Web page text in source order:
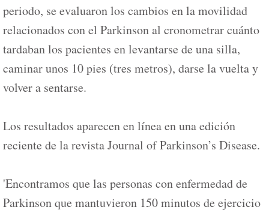
periodo, se evaluaron los cambios en la movilidad
relacionados con el Parkinson al cronometrar cuánto
tardaban los pacientes en levantarse de una silla,
caminar unos 10 pies (tres metros), darse la vuelta y
volver a sentarse.
Los resultados aparecen en línea en una edición
reciente de la revista Journal of Parkinson’s Disease.
'Encontramos que las personas con enfermedad de
Parkinson que mantuvieron 150 minutos de ejercicio